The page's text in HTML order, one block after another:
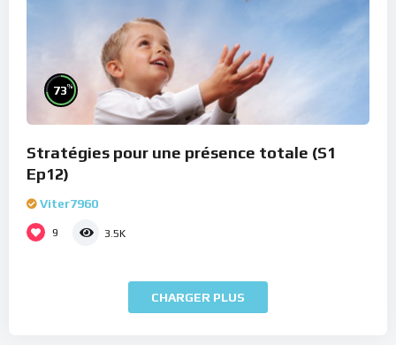
73%
Stratégies pour une présence totale (S1
Ep12)
Viter7960
9 3.5K
CHARGER PLUS